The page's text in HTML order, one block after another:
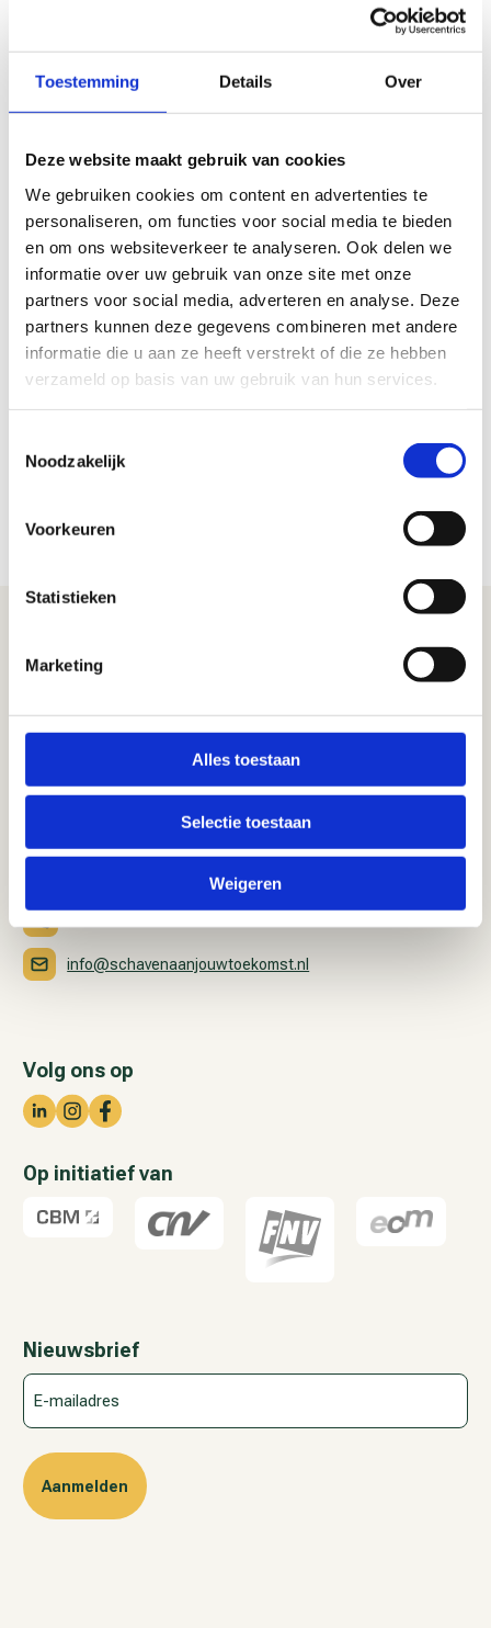
Toestemming Details Over
Deze website maakt gebruik van cookies
We gebruiken cookies om content en advertenties te
personaliseren, om functies voor social media te bieden
en om ons websiteverkeer te analyseren. Ook delen we
informatie over uw gebruik van onze site met onze
partners voor social media, adverteren en analyse. Deze
partners kunnen deze gegevens combineren met andere
informatie die u aan ze heeft verstrekt of die ze hebben
verzameld op basis van uw gebruik van hun services.
Noodzakelijk
Voorkeuren
Statistieken
Marketing
Alles toestaan
Selectie toestaan
Weigeren
Keuzebegeleiding
van 55 jaar en ouder te ondersteunen bij de voorbereiding op
hun pensioen. Prikkl biedt medewerkers in onze branche
onafhankelijke uitleg over geldzaken en pensioenkeuzes, zodat
zij de juiste beslissingen kunnen nemen.
Prikkl verkoopt geen producten en er zijn geen verplichtingen
aan verbonden. Voor medewerkers van 55 jaar en ouder is deze
begeleiding kosteloos. Oak Pensioenfonds vindt het belangrijk
dat deelnemers inzicht hebben in hun mogelijkheden en
passende keuzes kunnen maken voor de toekomst. Daarom
neemt het pensioenfonds de kosten voor zijn rekening. Prikkl
pensioen. Wil je meer weten en een gesprek plannen ga dan
Meer informatie vind je in
Westerhoutpark 10
info@schavenaanjouwtoekomst.nl
Volg ons op
Op initiatief van
Nieuwsbrief
E-
mailadres